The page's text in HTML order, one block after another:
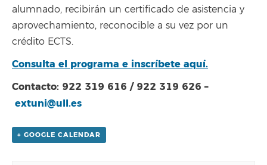
alumnado, recibirán un certificado de asistencia y
aprovechamiento, reconocible a su vez por un
crédito ECTS.
Consulta el programa e inscríbete aquí.
Contacto: 922 319 616 / 922 319 626 –
extuni@ull.es
+ GOOGLE CALENDAR